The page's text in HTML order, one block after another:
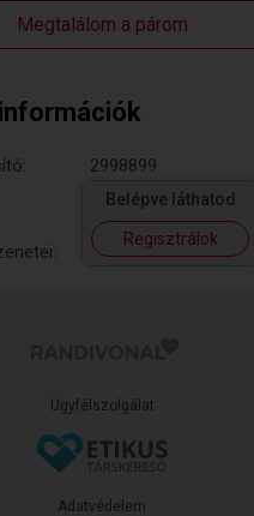
Megtalálom a párom
2998899
Belépve láthatod
Regisztrálok
Ügyfélszolgálat
Adatvédelem